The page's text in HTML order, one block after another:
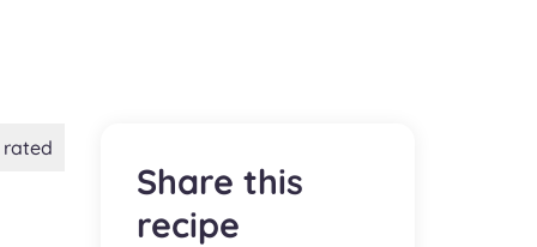
rated
Share this
recipe